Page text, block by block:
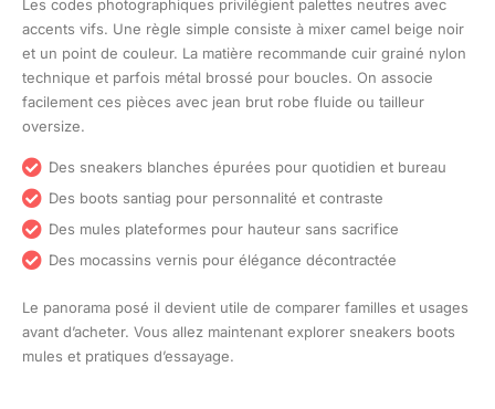
Les codes photographiques privilégient palettes neutres avec
accents vifs. Une règle simple consiste à mixer camel beige noir
et un point de couleur. La matière recommande cuir grainé nylon
technique et parfois métal brossé pour boucles. On associe
facilement ces pièces avec jean brut robe fluide ou tailleur
oversize.
Des sneakers blanches épurées pour quotidien et bureau
Des boots santiag pour personnalité et contraste
Des mules plateformes pour hauteur sans sacrifice
Des mocassins vernis pour élégance décontractée
Le panorama posé il devient utile de comparer familles et usages
avant d’acheter. Vous allez maintenant explorer sneakers boots
mules et pratiques d’essayage.